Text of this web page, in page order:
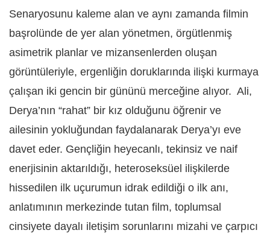
Senaryosunu kaleme alan ve aynı zamanda filmin
başrolünde de yer alan yönetmen, örgütlenmiş
asimetrik planlar ve mizansenlerden oluşan
görüntüleriyle, ergenliğin doruklarında ilişki kurmaya
çalışan iki gencin bir gününü merceğine alıyor. Ali,
Derya’nın “rahat” bir kız olduğunu öğrenir ve
ailesinin yokluğundan faydalanarak Derya’yı eve
davet eder. Gençliğin heyecanlı, tekinsiz ve naif
enerjisinin aktarıldığı, heteroseksüel ilişkilerde
hissedilen ilk uçurumun idrak edildiği o ilk anı,
anlatımının merkezinde tutan film, toplumsal
cinsiyete dayalı iletişim sorunlarını mizahi ve çarpıcı